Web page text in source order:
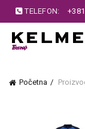
TELEFON:
Početna